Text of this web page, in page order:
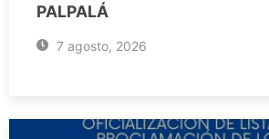
PALPALÁ
7 agosto, 2026